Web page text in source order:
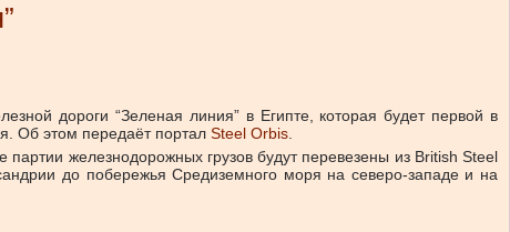
дороги “Зеленая линия” в Египте, которая будет первой в
Об этом передаёт портал Steel Orbis
железнодорожных грузов будут перевезены из British Steel
до побережья Средиземного моря на северо-западе и на